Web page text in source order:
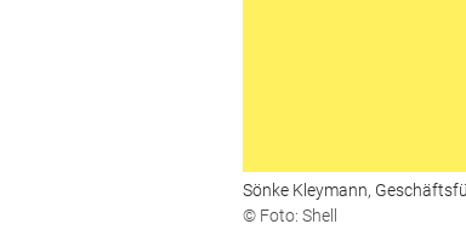
Sönke Kleymann,
© Foto: Shell